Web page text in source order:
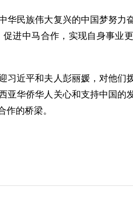
民族伟大复兴的中国梦努力
进中马合作，实现自身事业
近平和夫人彭丽媛，对他们
华侨华人关心和支持中国的
的桥梁。